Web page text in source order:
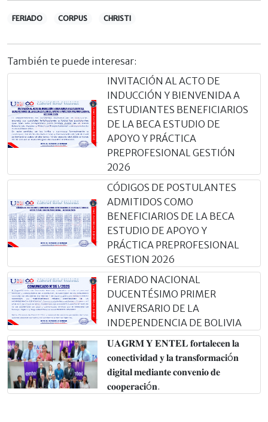
FERIADO CORPUS CHRISTI
También te puede interesar:
INVITACIÓN AL ACTO DE
INDUCCIÓN Y BIENVENIDA A
ESTUDIANTES BENEFICIARIOS
DE LA BECA ESTUDIO DE
APOYO Y PRÁCTICA
PREPROFESIONAL GESTIÓN
2026
CÓDIGOS DE POSTULANTES
ADMITIDOS COMO
BENEFICIARIOS DE LA BECA
ESTUDIO DE APOYO Y
PRÁCTICA PREPROFESIONAL
GESTION 2026
FERIADO NACIONAL
DUCENTÉSIMO PRIMER
ANIVERSARIO DE LA
INDEPENDENCIA DE BOLIVIA
𝐔𝐀𝐆𝐑𝐌 𝐘 𝐄𝐍𝐓𝐄𝐋 𝐟𝐨𝐫𝐭𝐚𝐥𝐞𝐜𝐞𝐧 𝐥𝐚
𝐜𝐨𝐧𝐞𝐜𝐭𝐢𝐯𝐢𝐝𝐚𝐝 𝐲 𝐥𝐚 𝐭𝐫𝐚𝐧𝐬𝐟𝐨𝐫𝐦𝐚𝐜𝐢ó𝐧
𝐝𝐢𝐠𝐢𝐭𝐚𝐥 𝐦𝐞𝐝𝐢𝐚𝐧𝐭𝐞 𝐜𝐨𝐧𝐯𝐞𝐧𝐢𝐨 𝐝𝐞
𝐜𝐨𝐨𝐩𝐞𝐫𝐚𝐜𝐢ó𝐧.